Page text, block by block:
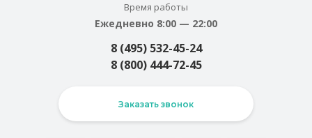
Время работы
Ежедневно 8:00 — 22:00
8 (495) 532-45-24
8 (800) 444-72-45
Заказать звонок